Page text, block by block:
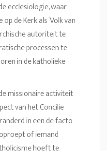
ecclesiologie, waar
de Kerk als ‘Volk van
autoriteit te
processen te
in de katholieke
missionaire activiteit
van het Concilie
in een de facto
of iemand
hoeft te